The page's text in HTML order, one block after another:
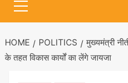
Menu
HOME POLITICS
मुख्यमंत्री
के तहत विकास कार्यों का लेंगे जायजा